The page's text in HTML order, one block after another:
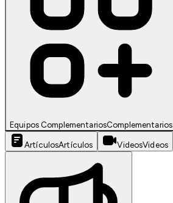
Equipos ComplementariosComplementarios
ArtículosArtículos VideosVideos